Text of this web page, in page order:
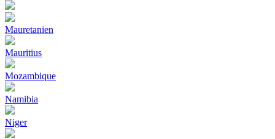
Mauretanien
Mauritius
Mozambique
Namibia
Niger